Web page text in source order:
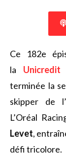
Ce 182e
la Unicredit
terminée la
skipper de
L’Oréal
Levet,
défi tricolore.